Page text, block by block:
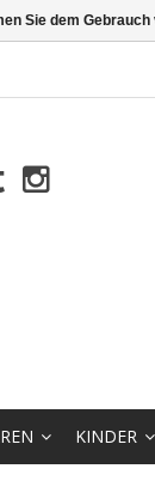
KINDER
Sie dem